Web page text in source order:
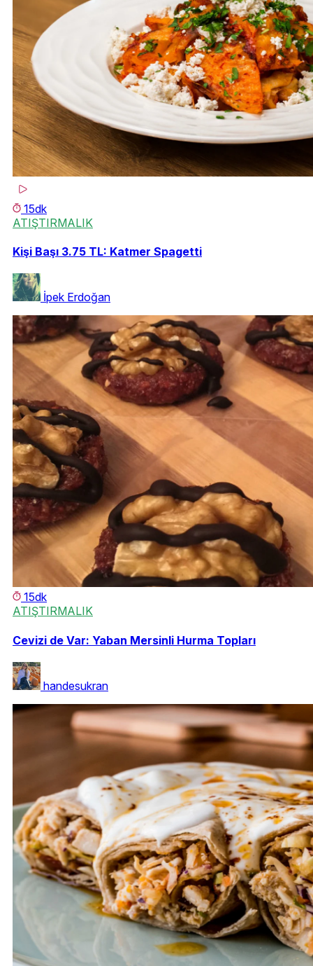
15dk
ATIŞTIRMALIK
Kişi Başı 3.75 TL: Katmer Spagetti
İpek Erdoğan
15dk
ATIŞTIRMALIK
Cevizi de Var: Yaban Mersinli Hurma Topları
handesukran